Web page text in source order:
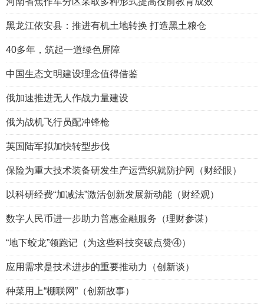
黑龙江依安县：推进有机土地转换 打造黑土粮仓
40多年，筑起一道绿色屏障
中国生态文明建设理念值得借鉴
俄加速推进无人作战力量建设
俄为战机飞行员配冲锋枪
英国陆军拟加快转型步伐
保险为重大技术装备研发生产运营织就防护网（财经眼）
以科研经费“加减法”激活创新发展新动能（财经观）
数字人民币进一步助力普惠金融服务（理财参谋）
“地下蛟龙”领跑记（为这些科技突破点赞④）
应用需求是技术进步的重要推动力（创新谈）
种菜用上“棚联网”（创新故事）